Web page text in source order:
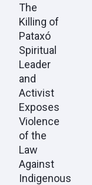
The
Killing of
Pataxó
Spiritual
Leader
and
Activist
Exposes
Violence
of the
Law
Against
Indigenous